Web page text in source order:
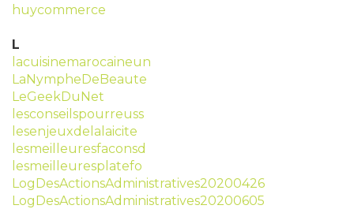
huycommerce
L
lacuisinemarocaineun
LaNympheDeBeaute
LeGeekDuNet
lesconseilspourreuss
lesenjeuxdelalaicite
lesmeilleuresfaconsd
lesmeilleuresplatefo
LogDesActionsAdministratives20200426
LogDesActionsAdministratives20200605